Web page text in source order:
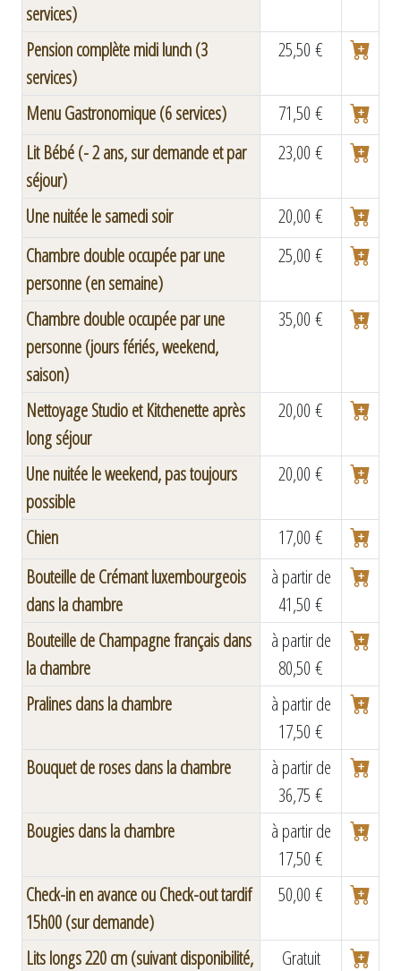
services)
Pension complète midi lunch (3
services)
25,50 €
Menu Gastronomique (6 services)
71,50 €
Lit Bébé (- 2 ans, sur demande et par
séjour)
23,00 €
Une nuitée le samedi soir
20,00 €
Chambre double occupée par une
personne (en semaine)
25,00 €
Chambre double occupée par une
personne (jours fériés, weekend,
saison)
35,00 €
Nettoyage Studio et Kitchenette après
long séjour
20,00 €
Une nuitée le weekend, pas toujours
possible
20,00 €
Chien
17,00 €
Bouteille de Crémant luxembourgeois
dans la chambre
à partir de
41,50 €
Bouteille de Champagne français dans
la chambre
à partir de
80,50 €
Pralines dans la chambre
à partir de
17,50 €
Bouquet de roses dans la chambre
à partir de
36,75 €
Bougies dans la chambre
à partir de
17,50 €
Check-in en avance ou Check-out tardif
15h00 (sur demande)
50,00 €
Lits longs 220 cm (suivant disponibilité, Gratuit